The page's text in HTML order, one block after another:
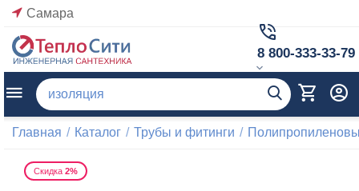
Самара
8 800-333-33-79
Главная / Каталог / Трубы и фитинги /
Скидка 2%